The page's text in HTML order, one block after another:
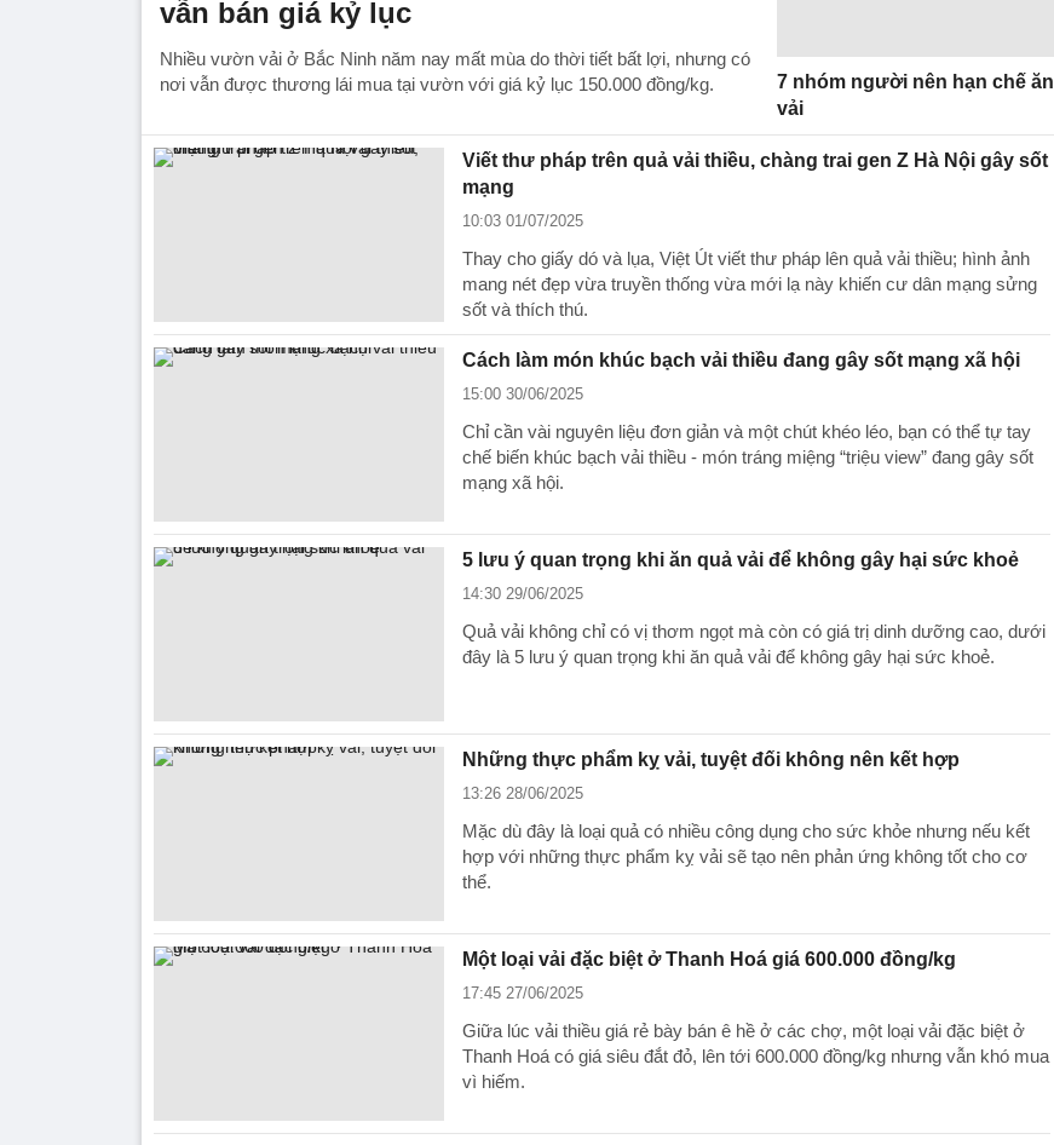
vẫn bán giá kỷ lục
Nhiều vườn vải ở Bắc Ninh năm nay mất mùa do thời tiết bất lợi, nhưng có
nơi vẫn được thương lái mua tại vườn với giá kỷ lục 150.000 đồng/kg.
7 nhóm người nên hạn chế ăn
vải
Viết thư pháp trên quả vải thiều, chàng trai gen Z Hà Nội gây sốt
mạng
10:03 01/07/2025
Thay cho giấy dó và lụa, Việt Út viết thư pháp lên quả vải thiều; hình ảnh
mang nét đẹp vừa truyền thống vừa mới lạ này khiến cư dân mạng sửng
sốt và thích thú.
Cách làm món khúc bạch vải thiều đang gây sốt mạng xã hội
15:00 30/06/2025
Chỉ cần vài nguyên liệu đơn giản và một chút khéo léo, bạn có thể tự tay
chế biến khúc bạch vải thiều - món tráng miệng “triệu view” đang gây sốt
mạng xã hội.
5 lưu ý quan trọng khi ăn quả vải để không gây hại sức khoẻ
14:30 29/06/2025
Quả vải không chỉ có vị thơm ngọt mà còn có giá trị dinh dưỡng cao, dưới
đây là 5 lưu ý quan trọng khi ăn quả vải để không gây hại sức khoẻ.
Những thực phẩm kỵ vải, tuyệt đối không nên kết hợp
13:26 28/06/2025
Mặc dù đây là loại quả có nhiều công dụng cho sức khỏe nhưng nếu kết
hợp với những thực phẩm kỵ vải sẽ tạo nên phản ứng không tốt cho cơ
thể.
Một loại vải đặc biệt ở Thanh Hoá giá 600.000 đồng/kg
17:45 27/06/2025
Giữa lúc vải thiều giá rẻ bày bán ê hề ở các chợ, một loại vải đặc biệt ở
Thanh Hoá có giá siêu đắt đỏ, lên tới 600.000 đồng/kg nhưng vẫn khó mua
vì hiếm.